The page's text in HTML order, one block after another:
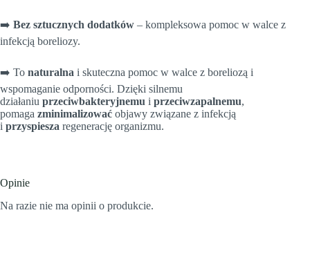
➡️ Bez sztucznych dodatków – kompleksowa pomoc w walce z
infekcją boreliozy.
➡️ To naturalna i skuteczna pomoc w walce z boreliozą i
wspomaganie odporności. Dzięki silnemu
działaniu przeciwbakteryjnemu i przeciwzapalnemu,
pomaga zminimalizować objawy związane z infekcją
i przyspiesza regenerację organizmu.
Opinie
Na razie nie ma opinii o produkcie.